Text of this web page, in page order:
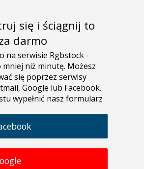
się i ściągnij to
darmo